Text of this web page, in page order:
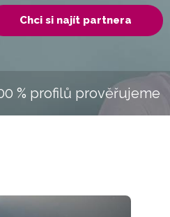
Chci si najít partnera
% profilů prověřujeme